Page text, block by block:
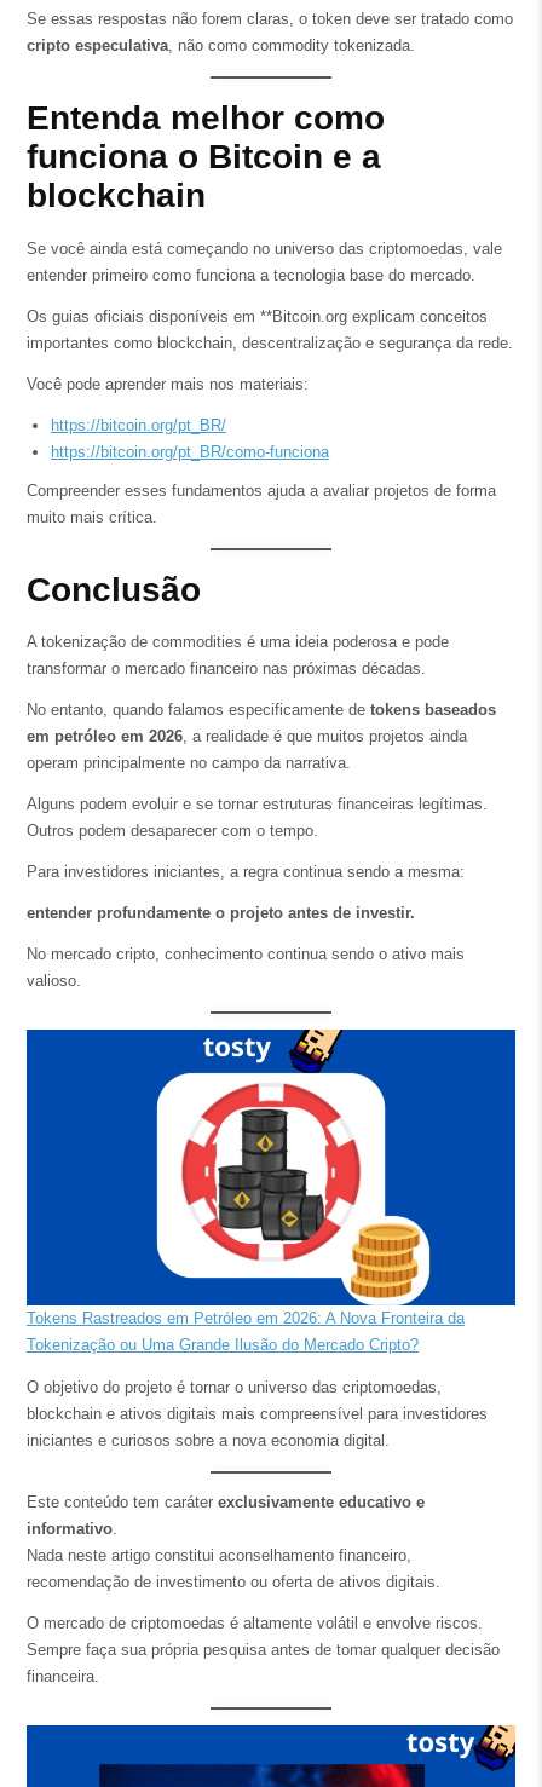
Se essas respostas não forem claras, o token deve ser tratado como
cripto especulativa, não como commodity tokenizada.
Entenda melhor como
funciona o Bitcoin e a
blockchain
Se você ainda está começando no universo das criptomoedas, vale
entender primeiro como funciona a tecnologia base do mercado.
Os guias oficiais disponíveis em **Bitcoin.org explicam conceitos
importantes como blockchain, descentralização e segurança da rede.
Você pode aprender mais nos materiais:
https://bitcoin.org/pt_BR/
https://bitcoin.org/pt_BR/como-funciona
Compreender esses fundamentos ajuda a avaliar projetos de forma
muito mais crítica.
Conclusão
A tokenização de commodities é uma ideia poderosa e pode
transformar o mercado financeiro nas próximas décadas.
No entanto, quando falamos especificamente de tokens baseados
em petróleo em 2026, a realidade é que muitos projetos ainda
operam principalmente no campo da narrativa.
Alguns podem evoluir e se tornar estruturas financeiras legítimas.
Outros podem desaparecer com o tempo.
Para investidores iniciantes, a regra continua sendo a mesma:
entender profundamente o projeto antes de investir.
No mercado cripto, conhecimento continua sendo o ativo mais
valioso.
Tokens Rastreados em Petróleo em 2026: A Nova Fronteira da
Tokenização ou Uma Grande Ilusão do Mercado Cripto?
O objetivo do projeto é tornar o universo das criptomoedas,
blockchain e ativos digitais mais compreensível para investidores
iniciantes e curiosos sobre a nova economia digital.
Este conteúdo tem caráter exclusivamente educativo e
informativo.
Nada neste artigo constitui aconselhamento financeiro,
recomendação de investimento ou oferta de ativos digitais.
O mercado de criptomoedas é altamente volátil e envolve riscos.
Sempre faça sua própria pesquisa antes de tomar qualquer decisão
financeira.